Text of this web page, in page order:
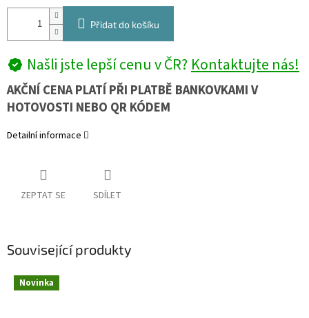
Přidat do košíku
Našli jste lepší cenu v ČR?Kontaktujte nás!
AKČNÍ CENA PLATÍ PŘI PLATBĚ BANKOVKAMI V
HOTOVOSTI NEBO QR KÓDEM
Detailní informace
ZEPTAT SE SDÍLET
Související produkty
Novinka